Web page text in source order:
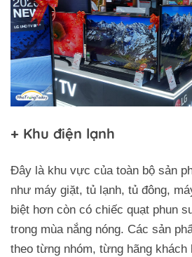
+ Khu điện lạnh
Đây là khu vực của toàn bộ sản
như máy giặt, tủ lạnh, tủ đông,
biệt hơn còn có chiếc quạt phun
trong mùa nắng nóng. Các sản
theo từng nhóm, từng hãng khách